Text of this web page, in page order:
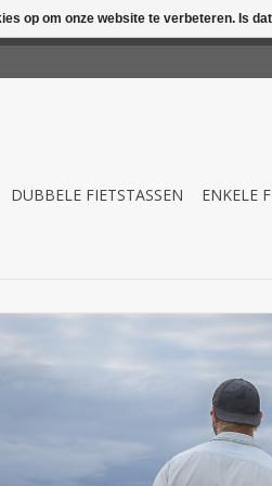
DUBBELE FIETSTASSEN ENKELE
op om onze website te verbeteren. Is
winkel is in aanbouw. Eventueel